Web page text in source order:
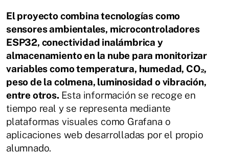
El proyecto combina tecnologías como
sensores ambientales, microcontroladores
ESP32, conectividad inalámbrica y
almacenamiento en la nube para monitorizar
variables como temperatura, humedad, CO₂,
peso de la colmena, luminosidad o vibración,
entre otros. Esta información se recoge en
tiempo real y se representa mediante
plataformas visuales como Grafana o
aplicaciones web desarrolladas por el propio
alumnado.